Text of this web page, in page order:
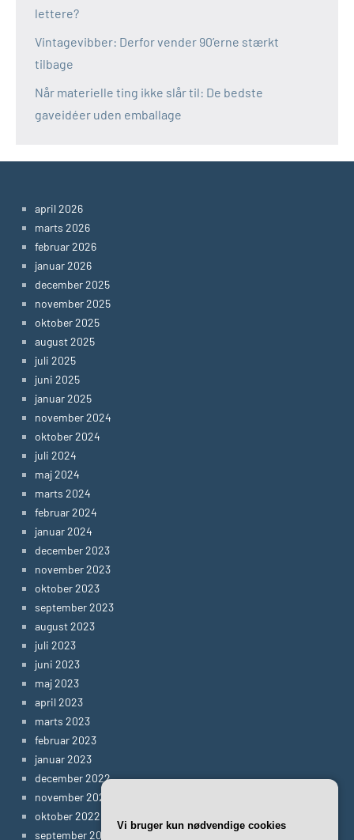
lettere?
Vintagevibber: Derfor vender 90’erne stærkt
tilbage
Når materielle ting ikke slår til: De bedste
gaveidéer uden emballage
april 2026
marts 2026
februar 2026
januar 2026
december 2025
november 2025
oktober 2025
august 2025
juli 2025
juni 2025
januar 2025
november 2024
oktober 2024
juli 2024
maj 2024
marts 2024
februar 2024
januar 2024
december 2023
november 2023
oktober 2023
september 2023
august 2023
juli 2023
juni 2023
maj 2023
april 2023
marts 2023
februar 2023
januar 2023
december 2022
november 2022
oktober 2022
september 2022
Vi bruger kun nødvendige cookies